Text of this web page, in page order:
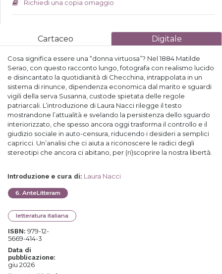
Richiedi una copia omaggio
Cartaceo Digitale
Cosa significa essere una “donna virtuosa”? Nel 1884 Matilde
Serao, con questo racconto lungo, fotografa con realismo lucido
e disincantato la quotidianità di Checchina, intrappolata in un
sistema di rinunce, dipendenza economica dal marito e sguardi
vigili della serva Susanna, custode spietata delle regole
patriarcali. L’introduzione di Laura Nacci rilegge il testo
mostrandone l’attualità e svelando la persistenza dello sguardo
interiorizzato, che spesso ancora oggi trasforma il controllo e il
giudizio sociale in auto-censura, riducendo i desideri a semplici
capricci. Un’analisi che ci aiuta a riconoscere le radici degli
stereotipi che ancora ci abitano, per (ri)scoprire la nostra libertà.
Introduzione e cura di: Laura Nacci
6. AnteLitteram
letteratura italiana
ISBN: 979-12-
5669-414-3
Data di
pubblicazione:
giu 2026